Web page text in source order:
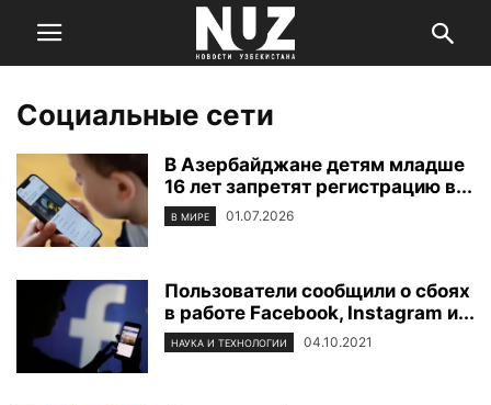
Социальные сети
В Азербайджане детям младше
16 лет запретят регистрацию в...
В МИРЕ 01.07.2026
Пользователи сообщили о сбоях
в работе Facebook, Instagram и...
НАУКА И ТЕХНОЛОГИИ 04.10.2021